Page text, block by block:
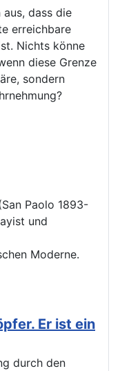
dass die
erreichbare
Nichts könne
diese Grenze
sondern
Paolo 1893-
und
Moderne.
Er ist ein
durch den